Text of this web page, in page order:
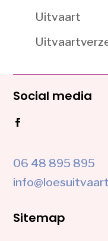
Uitvaart
Social media
06 48 895 895
Sitemap